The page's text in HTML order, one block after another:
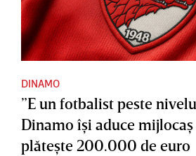
DINAMO
”E un fotbalist peste
Dinamo îşi aduce
plăteşte 200.000 de euro